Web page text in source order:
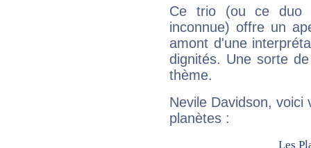
Ce trio (ou ce duo
inconnue) offre un
amont d'une
dignités. Une sorte
thème.
Nevile Davidson, voici
planètes :